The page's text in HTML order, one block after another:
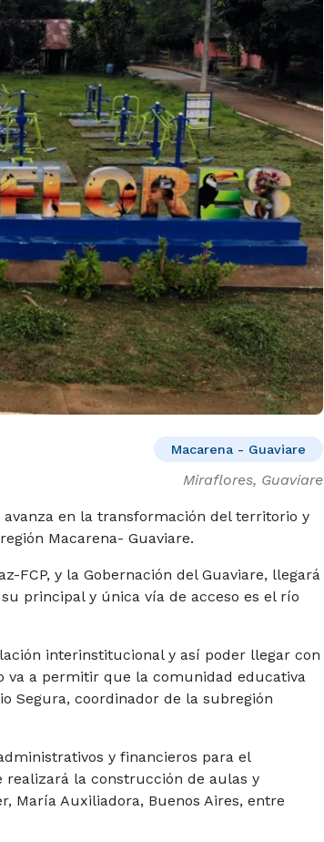
Macarena - Guaviare
Miraflores, Guaviare
avanza en la transformación del territorio y
Macarena- Guaviare.
FCP, y la Gobernación del Guaviare, llegará
principal y única vía de acceso es el río
interinstitucional y así poder llegar con
va a permitir que la comunidad educativa
Segura, coordinador de la subregión
y financieros para el
la construcción de aulas y
María Auxiliadora, Buenos Aires, entre